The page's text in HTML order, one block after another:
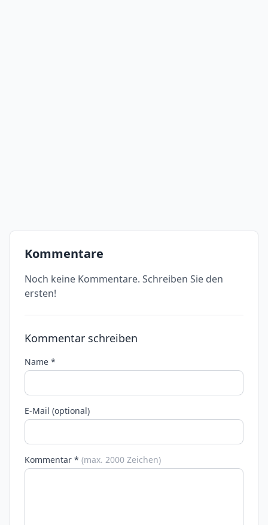
Kommentare
Noch keine Kommentare. Schreiben Sie den
ersten!
Kommentar schreiben
Name *
E-Mail (optional)
Kommentar * (max. 2000 Zeichen)